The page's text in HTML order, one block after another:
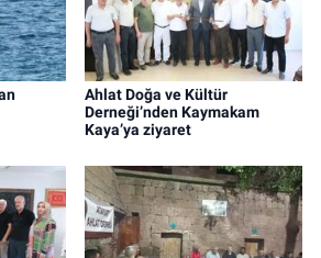
Ahlat Doğa ve Kültür
Derneği’nden Kaymakam
Kaya’ya ziyaret